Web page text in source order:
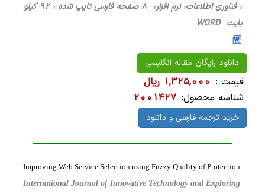
، فناوری اطلاعات، نرم افزار، 8 صفحه فارسی تایپ شده ، 92 کیلو
بایت WORD
دانلود رایگان مقاله انگلیسی
قیمت : 1,325,000 ریال
شناسه محصول: 2001427
خرید ترجمه فارسی و دانلود
Improving Web Service Selection using Fuzzy Quality of Protection
International Journal of Innovative Technology and Exploring